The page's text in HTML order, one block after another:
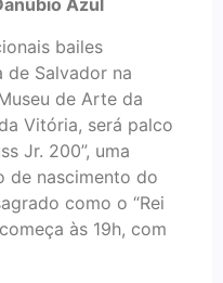
Azul
bailes
de Salvador na
de Arte da
Vitória, será palco
Jr. 200”, uma
de nascimento do
como o “Rei
às 19h, com